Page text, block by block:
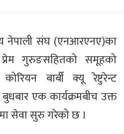
नेपाली संघ (एनआरएनए)का
गुरुङसहितको समूहको
बार्बी क्यू रेष्टुरेन्ट
एक कार्यक्रमबीच उक्त
सेवा सुरु गरेको छ ।